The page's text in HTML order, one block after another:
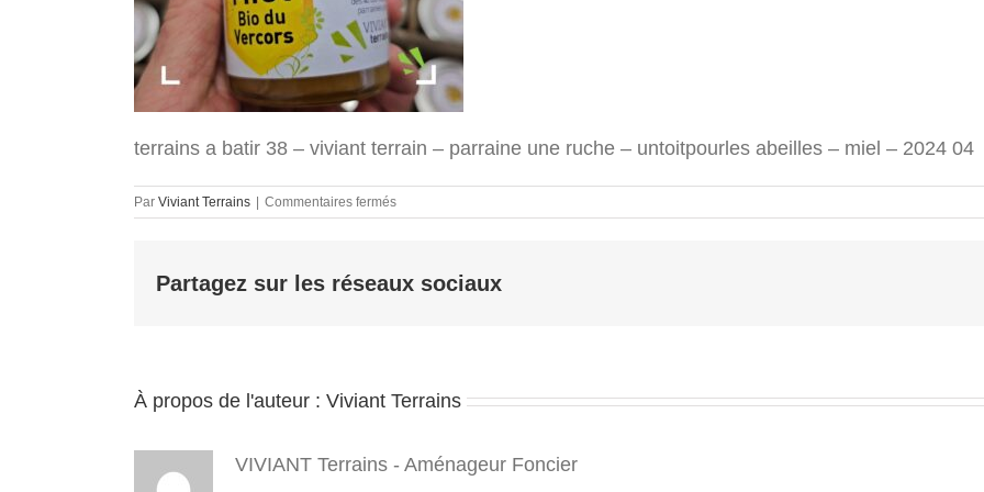
terrains a batir 38 – viviant terrain – parraine une ruche – untoitpourles abeilles – miel – 2024 04
Par Viviant Terrains Commentaires ferméssur
terrains
38
une
untoitpourles
Partagez sur les réseaux sociaux
À propos de l'auteur : Viviant Terrains
VIVIANT Terrains - Aménageur Foncier